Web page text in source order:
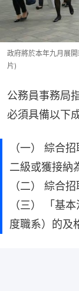
政府將於本年九月展
片)
公務員事務局
必須具備以下
（一） 綜合
二級或獲接納
（二） 綜合
（三） 「基
度職系）的及